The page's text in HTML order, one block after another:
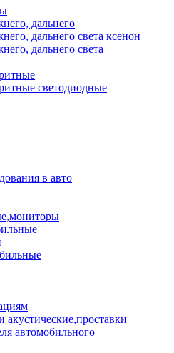
дальнего
дальнего света ксенон
дальнего света
светодиодные
в авто
автомобильного